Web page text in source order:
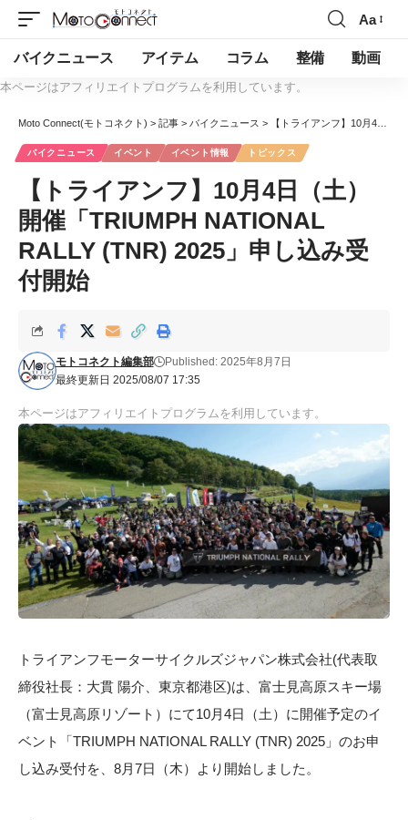
Aa
バイクニュース アイテム コラム 整備 動画
本ページはアフィリエイトプログラムを利用しています。
Moto Connect(モトコネクト) > 記事 > バイクニュース > 【トライアンフ】10月4日（土）開催「TRIUMPH NATIONAL RALLY (TNR) 2025」申し込み受付開始
バイクニュース イベント イベント情報 トピックス
【トライアンフ】10月4日（土）
開催「TRIUMPH NATIONAL
RALLY (TNR) 2025」申し込み受
付開始
最終更新日 2025/08/07 17:35
モトコネクト編集部 Published: 2025年8月7日
本ページはアフィリエイトプログラムを利用しています。
トライアンフモーターサイクルズジャパン株式会社(代表取
締役社長：大貫 陽介、東京都港区)は、富士見高原スキー場
（富士見高原リゾート）にて10月4日（土）に開催予定のイ
ベント「TRIUMPH NATIONAL RALLY (TNR) 2025」のお申
し込み受付を、8月7日（木）より開始しました。